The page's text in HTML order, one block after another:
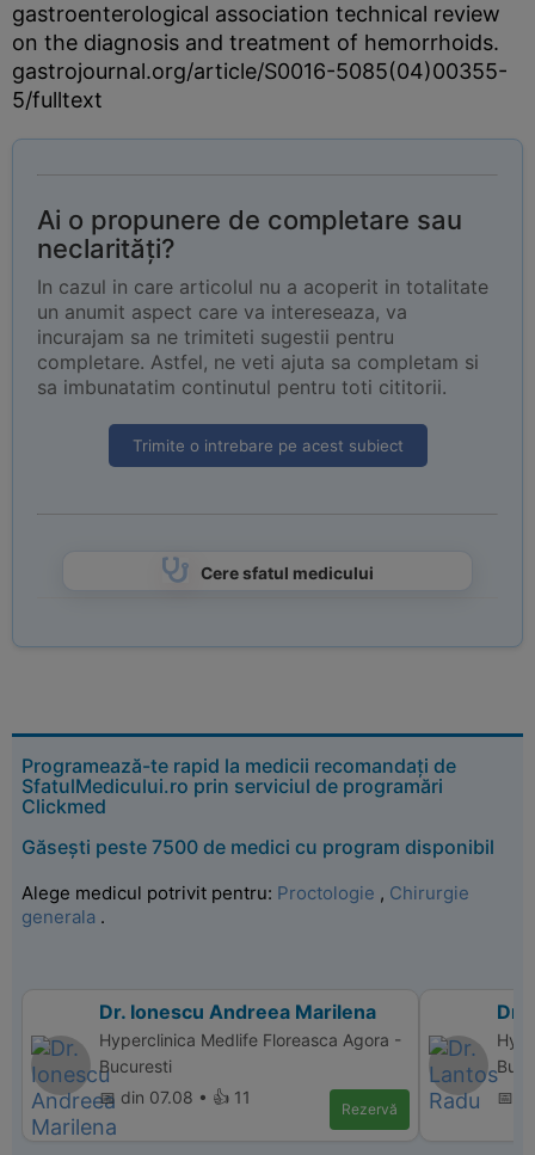
gastroenterological association technical review
on the diagnosis and treatment of hemorrhoids.
gastrojournal.org/article/S0016-5085(04)00355-
5/fulltext
Ai o propunere de completare sau
neclarități?
In cazul in care articolul nu a acoperit in totalitate
un anumit aspect care va intereseaza, va
incurajam sa ne trimiteti sugestii pentru
completare. Astfel, ne veti ajuta sa completam si
sa imbunatatim continutul pentru toti cititorii.
Trimite o intrebare pe acest subiect
Cere sfatul medicului
Programează-te rapid la medicii recomandați de
SfatulMedicului.ro prin serviciul de programări
Clickmed
Găsești peste 7500 de medici cu program disponibil
Alege medicul potrivit pentru: Proctologie , Chirurgie
generala .
Dr. Ionescu Andreea Marilena
Hyperclinica Medlife Floreasca Agora -
Bucuresti
📅 din 07.08 • 👍 11
Rezervă
Dr.
📅